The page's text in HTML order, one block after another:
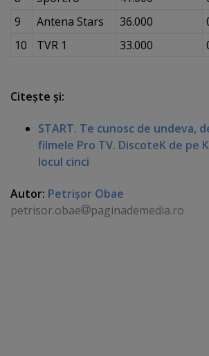
9
Antena Stars 36.000
10
TVR 1 33.000
Citeşte şi:
START. Te cunosc de undeva,
filmele Pro TV. DiscoteK de pe
locul cinci
Autor: Petrişor Obae
petrisor.obae
paginademedia.ro